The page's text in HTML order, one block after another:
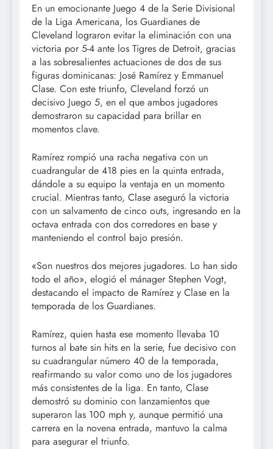
En un emocionante Juego 4 de la Serie Divisional
de la Liga Americana, los Guardianes de
Cleveland lograron evitar la eliminación con una
victoria por 5-4 ante los Tigres de Detroit, gracias
a las sobresalientes actuaciones de dos de sus
figuras dominicanas: José Ramírez y Emmanuel
Clase. Con este triunfo, Cleveland forzó un
decisivo Juego 5, en el que ambos jugadores
demostraron su capacidad para brillar en
momentos clave.
Ramírez rompió una racha negativa con un
cuadrangular de 418 pies en la quinta entrada,
dándole a su equipo la ventaja en un momento
crucial. Mientras tanto, Clase aseguró la victoria
con un salvamento de cinco outs, ingresando en la
octava entrada con dos corredores en base y
manteniendo el control bajo presión.
«Son nuestros dos mejores jugadores. Lo han sido
todo el año», elogió el mánager Stephen Vogt,
destacando el impacto de Ramírez y Clase en la
temporada de los Guardianes.
Ramírez, quien hasta ese momento llevaba 10
turnos al bate sin hits en la serie, fue decisivo con
su cuadrangular número 40 de la temporada,
reafirmando su valor como uno de los jugadores
más consistentes de la liga. En tanto, Clase
demostró su dominio con lanzamientos que
superaron las 100 mph y, aunque permitió una
carrera en la novena entrada, mantuvo la calma
para asegurar el triunfo.